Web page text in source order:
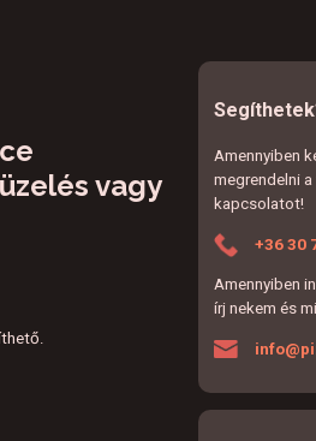
vagy
Amennyiben
megrendelni
kapcsolatot!
+36 30
Amennyiben
írj nekem és